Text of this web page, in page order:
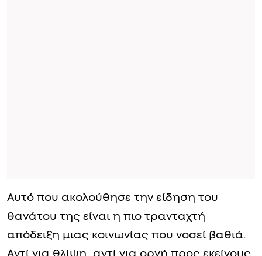
Αυτό που ακολούθησε την είδηση του
θανάτου της είναι η πιο τρανταχτή
απόδειξη μιας κοινωνίας που νοσεί βαθιά.